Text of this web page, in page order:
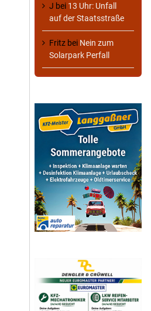
J bei 13 Uhr: Unfall
auf der Staatsstraße
Fritz bei Nein zum
Solarpark Perfall